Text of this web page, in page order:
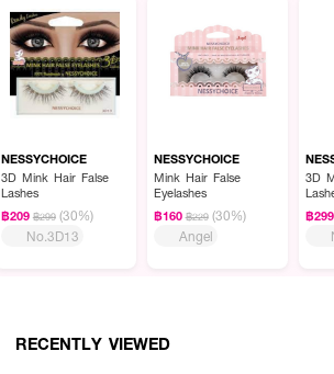
NESSYCHOICE
3D Mink Hair False
Lashes
฿209 ฿299 (30%)
No.3D13
NESSYCHOICE
Mink Hair False
Eyelashes
฿160 ฿229 (30%)
Angel
3D
฿299
RECENTLY VIEWED